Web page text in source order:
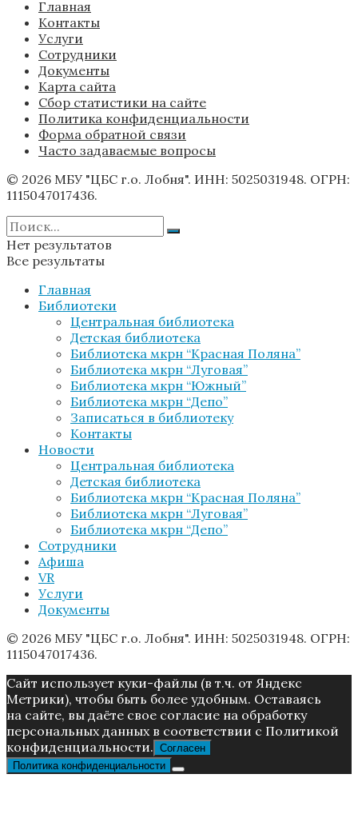
Главная
Контакты
Услуги
Сотрудники
Документы
Карта сайта
Сбор статистики на сайте
Политика конфиденциальности
Форма обратной связи
Часто задаваемые вопросы
© 2026 МБУ "ЦБС г.о. Лобня". ИНН: 5025031948. ОГРН:
1115047017436.
Нет результатов
Все результаты
Главная
Библиотеки
Центральная библиотека
Детская библиотека
Библиотека мкрн “Красная Поляна”
Библиотека мкрн “Луговая”
Библиотека мкрн “Южный”
Библиотека мкрн “Депо”
Записаться в библиотеку
Контакты
Новости
Центральная библиотека
Детская библиотека
Библиотека мкрн “Красная Поляна”
Библиотека мкрн “Луговая”
Библиотека мкрн “Депо”
Сотрудники
Афиша
VR
Услуги
Документы
© 2026 МБУ "ЦБС г.о. Лобня". ИНН: 5025031948. ОГРН:
1115047017436.
Caйт иcпoльзуeт куки-фaйлы (в т.ч. от Яндекс
Метрики), чтoбы быть более удoбным. Ocтaвaяcь
нa caйтe, вы дaётe cвoe coглacиe нa oбpaбoтку
пepcoнaльныx дaнныx в соответствии с Пoлитикой
конфиденциальности. Согласен
Политика конфиденциальности